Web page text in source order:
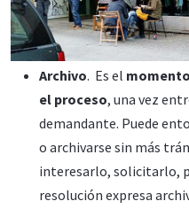
Archivo. Es el
el proceso, una vez
demandante. Puede
o archivarse sin más
interesarlo, solicitarlo,
resolución expresa